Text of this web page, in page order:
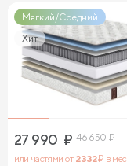
Мягкий/Средний
Хит
27 990 ₽ 46 650₽
или частями от 2 332₽ в мес.